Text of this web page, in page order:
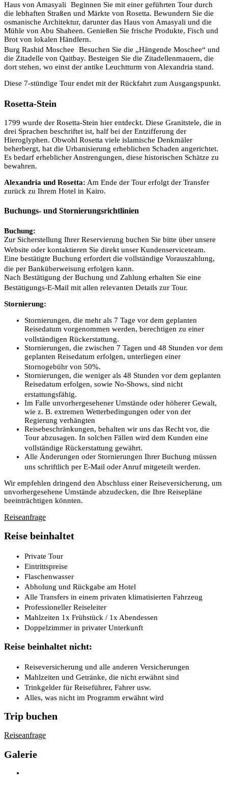
Haus von Amasyali Beginnen Sie mit einer geführten Tour durch
die lebhaften Straßen und Märkte von Rosetta. Bewundern Sie die
osmanische Architektur, darunter das Haus von Amasyali und die
Mühle von Abu Shaheen. Genießen Sie frische Produkte, Fisch und
Brot von lokalen Händlern.
Burg Rashid Moschee Besuchen Sie die „Hängende Moschee“ und
die Zitadelle von Qaitbay. Besteigen Sie die Zitadellenmauern, die
dort stehen, wo einst der antike Leuchtturm von Alexandria stand.
Diese 7-stündige Tour endet mit der Rückfahrt zum Ausgangspunkt.
Rosetta-Stein
1799 wurde der Rosetta-Stein hier entdeckt. Diese Granitstele, die in
drei Sprachen beschriftet ist, half bei der Entzifferung der
Hieroglyphen. Obwohl Rosetta viele islamische Denkmäler
beherbergt, hat die Urbanisierung erheblichen Schaden angerichtet.
Es bedarf erheblicher Anstrengungen, diese historischen Schätze zu
bewahren.
Alexandria und Rosetta: Am Ende der Tour erfolgt der Transfer
zurück zu Ihrem Hotel in Kairo.
Buchungs- und Stornierungsrichtlinien
Buchung:
Zur Sicherstellung Ihrer Reservierung buchen Sie bitte über unsere
Website oder kontaktieren Sie direkt unser Kundenserviceteam.
Eine bestätigte Buchung erfordert die vollständige Vorauszahlung,
die per Banküberweisung erfolgen kann.
Nach Bestätigung der Buchung und Zahlung erhalten Sie eine
Bestätigungs-E-Mail mit allen relevanten Details zur Tour.
Stornierung:
Stornierungen, die mehr als 7 Tage vor dem geplanten
Reisedatum vorgenommen werden, berechtigen zu einer
vollständigen Rückerstattung.
Stornierungen, die zwischen 7 Tagen und 48 Stunden vor dem
geplanten Reisedatum erfolgen, unterliegen einer
Stornogebühr von 50%.
Stornierungen, die weniger als 48 Stunden vor dem geplanten
Reisedatum erfolgen, sowie No-Shows, sind nicht
erstattungsfähig.
Im Falle unvorhergesehener Umstände oder höherer Gewalt,
wie z. B. extremen Wetterbedingungen oder von der
Regierung verhängten
Reisebeschränkungen, behalten wir uns das Recht vor, die
Tour abzusagen. In solchen Fällen wird dem Kunden eine
vollständige Rückerstattung gewährt.
Alle Änderungen oder Stornierungen Ihrer Buchung müssen
uns schriftlich per E-Mail oder Anruf mitgeteilt werden.
Wir empfehlen dringend den Abschluss einer Reiseversicherung, um
unvorhergesehene Umstände abzudecken, die Ihre Reisepläne
beeinträchtigen könnten.
Reiseanfrage
Reise beinhaltet
Private Tour
Eintrittspreise
Flaschenwasser
Abholung und Rückgabe am Hotel
Alle Transfers in einem privaten klimatisierten Fahrzeug
Professioneller Reiseleiter
Mahlzeiten 1x Frühstück / 1x Abendessen
Doppelzimmer in privater Unterkunft
Reise beinhaltet nicht:
Reiseversicherung und alle anderen Versicherungen
Mahlzeiten und Getränke, die nicht erwähnt sind
Trinkgelder für Reiseführer, Fahrer usw.
Alles, was nicht im Programm erwähnt wird
Trip buchen
Reiseanfrage
Galerie